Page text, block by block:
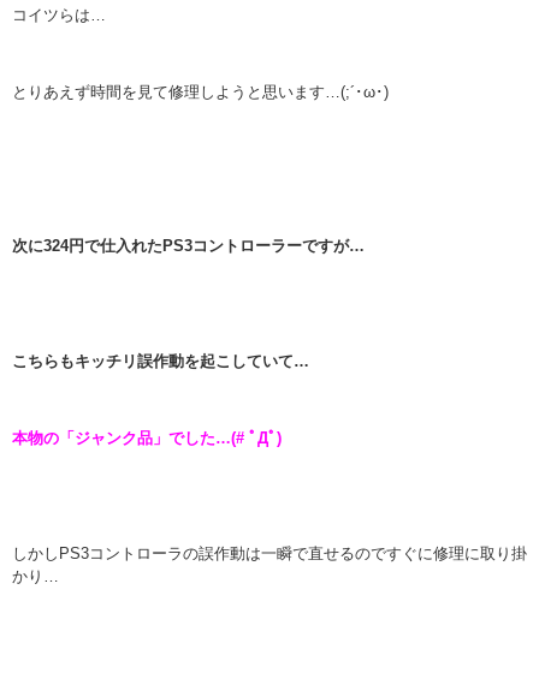
コイツらは…
とりあえず時間を見て修理しようと思います…(;´･ω･)
次に324円で仕入れたPS3コントローラーですが…
こちらもキッチリ誤作動を起こしていて…
本物の「ジャンク品」でした…(# ﾟДﾟ)
しかしPS3コントローラの誤作動は一瞬で直せるのですぐに修理に取り掛
かり…